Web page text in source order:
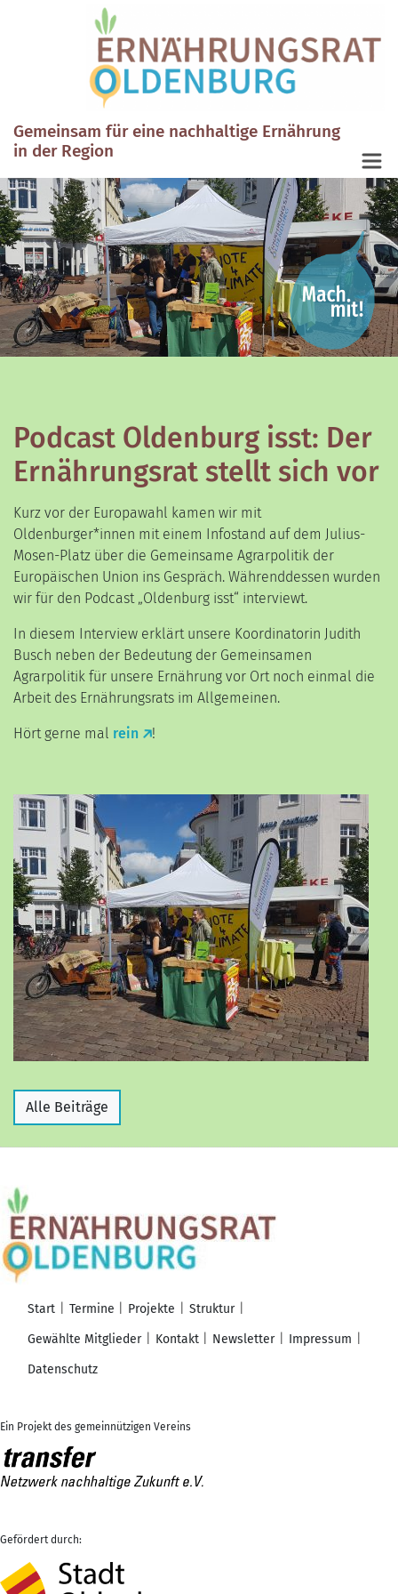
Gemeinsam für eine nachhaltige Ernährung
in der Region
Podcast Oldenburg isst: Der
Ernährungsrat stellt sich vor
Kurz vor der Europawahl kamen wir mit
Oldenburger*innen mit einem Infostand auf dem Julius-
Mosen-Platz über die Gemeinsame Agrarpolitik der
Europäischen Union ins Gespräch. Währenddessen wurden
wir für den Podcast „Oldenburg isst“ interviewt.
In diesem Interview erklärt unsere Koordinatorin Judith
Busch neben der Bedeutung der Gemeinsamen
Agrarpolitik für unsere Ernährung vor Ort noch einmal die
Arbeit des Ernährungsrats im Allgemeinen.
Hört gerne mal rein !
Alle Beiträge
Start Termine Projekte
Struktur
Gewählte Mitglieder
Kontakt Newsletter
Impressum
Datenschutz
Ein Projekt des gemeinnützigen Vereins
Gefördert durch: